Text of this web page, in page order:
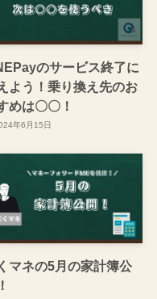
のサービス終了に
よう！乗り換え先のお
めは〇〇！
年6月15日
マネの5月の家計簿公